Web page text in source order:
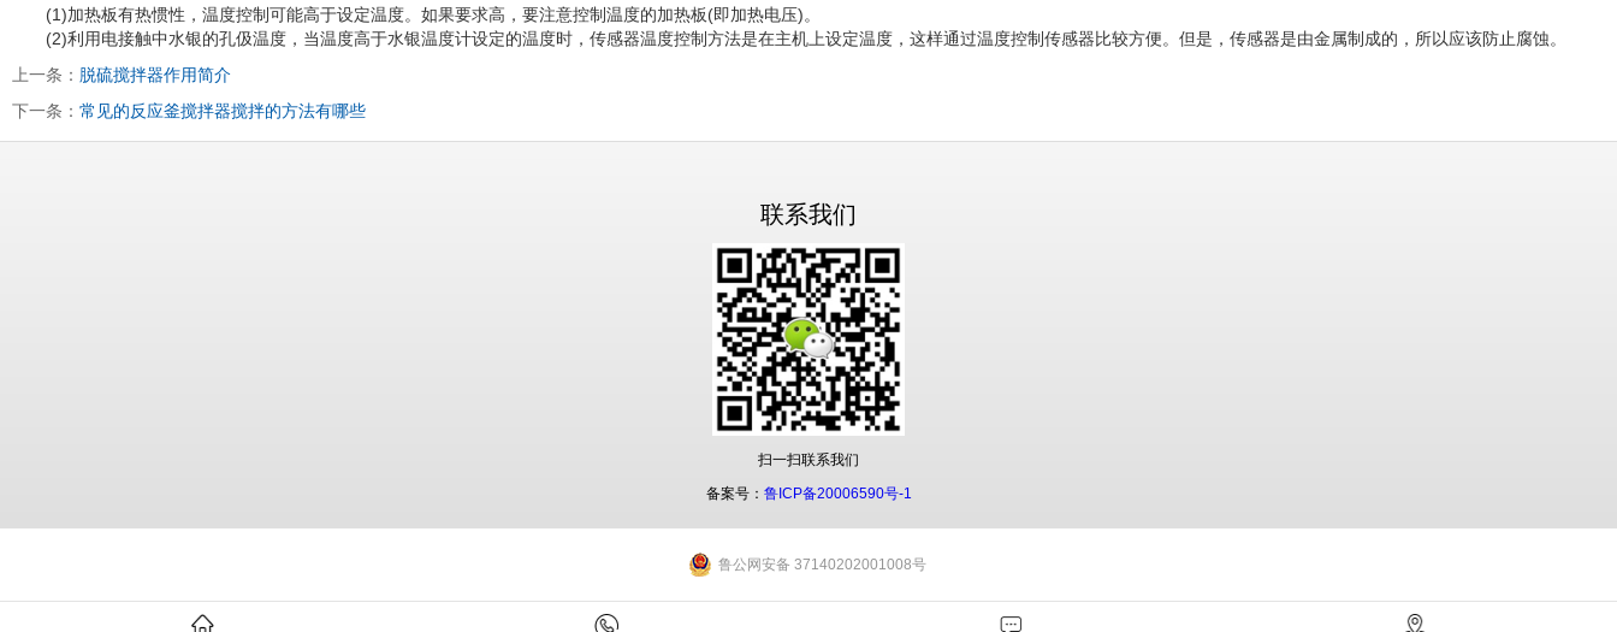
(1)加热板有热惯性，温度控制可能高于设定温度。如果要求高，要注意控制温度的加热板(即加热电压)。
(2)利用电接触中水银的孔伋温度，当温度高于水银温度计设定的温度时，传感器温度控制方法是在主机上设定温度，这样通过温度控制传感器比较方便。但是，传感器是由金属制成的，所以应该防止腐蚀。
上一条： 脱硫搅拌器作用简介
下一条： 常见的反应釜搅拌器搅拌的方法有哪些
联系我们
扫一扫联系我们
备案号： 鲁ICP备20006590号-1
鲁公网安备 37140202001008号